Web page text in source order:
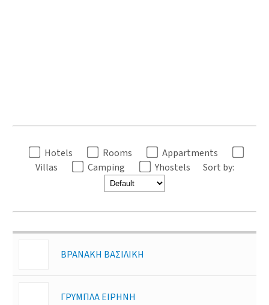
Hotels Rooms
Appartments
Villas
Camping Yhostels Sort by:
ΒΡΑΝΑΚΗ ΒΑΣΙΛΙΚΗ
ΓΡΥΜΠΛΑ ΕΙΡΗΝΗ